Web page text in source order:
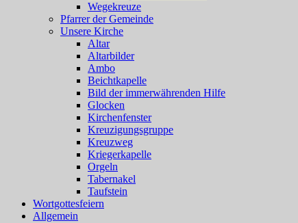
Wegekreuze
Pfarrer der Gemeinde
Unsere Kirche
Altar
Altarbilder
Ambo
Beichtkapelle
Bild der immerwährenden Hilfe
Glocken
Kirchenfenster
Kreuzigungsgruppe
Kreuzweg
Kriegerkapelle
Orgeln
Tabernakel
Taufstein
Wortgottesfeiern
Allgemein